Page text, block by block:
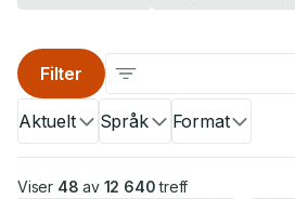
Aktuelt Språk Format
Filter
Viser 48 av 12 640 treff